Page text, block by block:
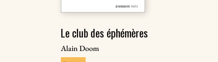
Le club des éphémères
Alain Doom